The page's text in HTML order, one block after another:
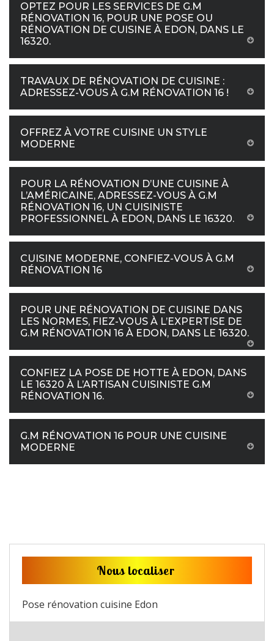
OPTEZ POUR LES SERVICES DE G.M
RÉNOVATION 16, POUR UNE POSE OU
RÉNOVATION DE CUISINE À EDON, DANS LE
16320.
TRAVAUX DE RÉNOVATION DE CUISINE :
ADRESSEZ-VOUS À G.M RÉNOVATION 16 !
OFFREZ À VOTRE CUISINE UN STYLE
MODERNE
POUR LA RÉNOVATION D’UNE CUISINE À
L’AMÉRICAINE, ADRESSEZ-VOUS À G.M
RÉNOVATION 16, UN CUISINISTE
PROFESSIONNEL À EDON, DANS LE 16320.
CUISINE MODERNE, CONFIEZ-VOUS À G.M
RÉNOVATION 16
POUR UNE RÉNOVATION DE CUISINE DANS
LES NORMES, FIEZ-VOUS À L’EXPERTISE DE
G.M RÉNOVATION 16 À EDON, DANS LE 16320.
CONFIEZ LA POSE DE HOTTE À EDON, DANS
LE 16320 À L’ARTISAN CUISINISTE G.M
RÉNOVATION 16.
G.M RÉNOVATION 16 POUR UNE CUISINE
MODERNE
Nous localiser
Pose rénovation cuisine Edon